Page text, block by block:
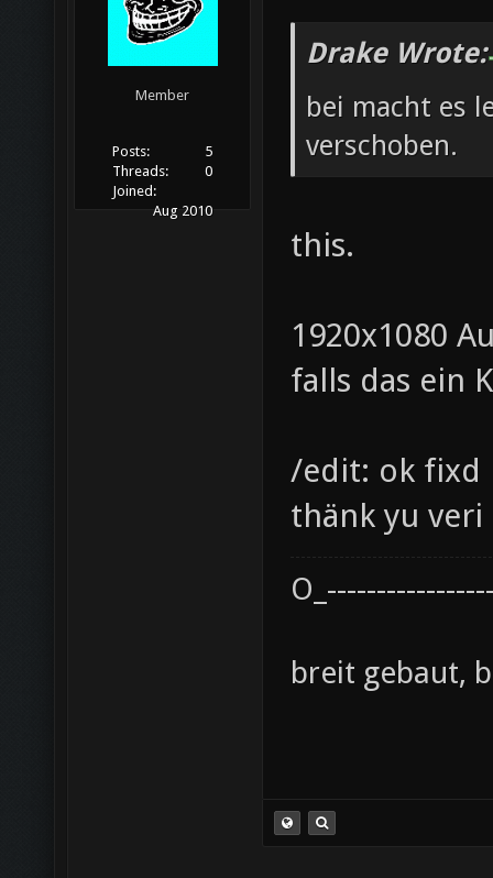
Member
Posts:
5
Threads:
0
Joined:
Aug 2010
Drake Wrote:
bei macht es
verschoben.
this.
1920x1080
falls das ein
/edit: ok fixd
thänk yu
breit gebaut,